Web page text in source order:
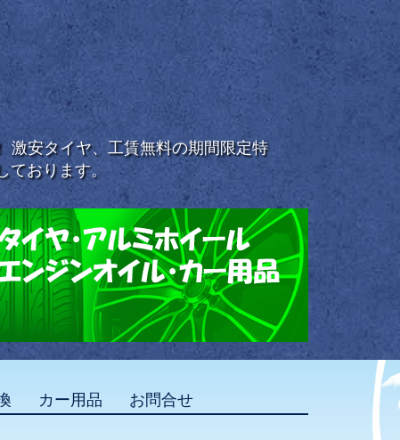
激安タイヤ、工賃無料の期間限定特
おります。
カー用品 お問合せ